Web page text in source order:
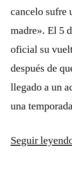
cancelo sufre
madre». El 5
oficial su
después de
llegado a un
una
Seguir